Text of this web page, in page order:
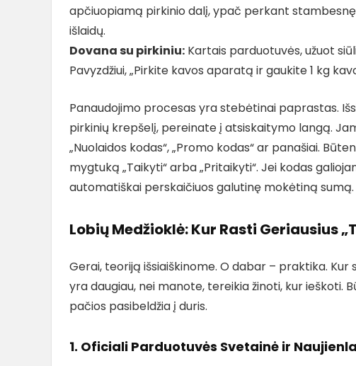
apčiuopiamą pirkinio dalį, ypač perkant
išlaidų.
Dovana su pirkiniu: Kartais parduotuvės, užuot
Pavyzdžiui, „Pirkite kavos aparatą ir gaukite 1 kg
Panaudojimo procesas yra stebėtinai paprastas.
pirkinių krepšelį, pereinate į atsiskaitymo langą.
„Nuolaidos kodas“, „Promo kodas“ ar panašiai.
mygtuką „Taikyti“ arba „Pritaikyti“. Jei kodas
automatiškai perskaičiuos galutinę mokėtiną
Lobių Medžioklė: Kur Rasti Geriausius
Gerai, teoriją išsiaiškinome. O dabar – praktika.
yra daugiau, nei manote, tereikia žinoti, kur ieškoti.
pačios pasibeldžia į duris.
1. Oficiali Parduotuvės Svetainė ir